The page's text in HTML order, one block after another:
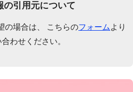
の引用元について
の場合は、 こちらのフォーム より
わせください。